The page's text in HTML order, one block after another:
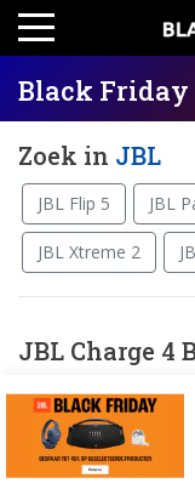
Black Friday
Zoek in JBL
JBL Flip 5 JBL
JBL Xtreme 2
JBL Charge 4